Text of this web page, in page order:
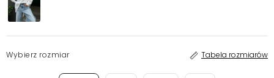
Wybierz rozmiar Tabela rozmiarów